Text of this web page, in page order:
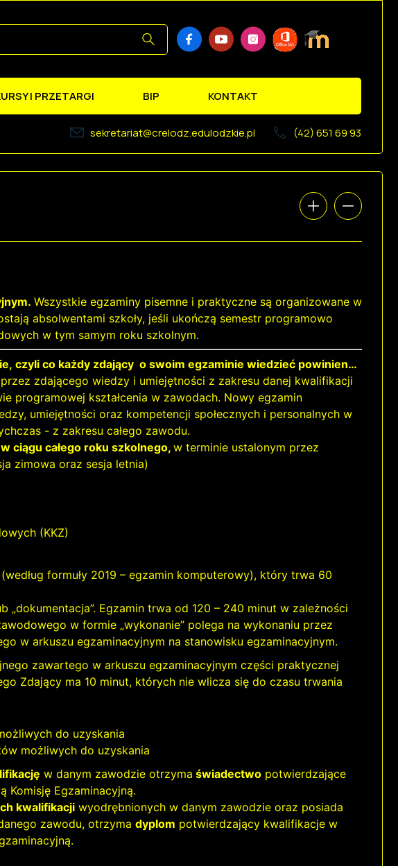
I PRZETARGI BIP KONTAKT
(42) 651 69 93
sekretariat@crelodz.edulodzkie.pl
Wszystkie egzaminy pisemne i praktyczne są organizowane w
absolwentami szkoły, jeśli ukończą semestr programowo
w tym samym roku szkolnym.
czyli co każdy zdający o swoim egzaminie wiedzieć powinien…
zdającego wiedzy i umiejętności z zakresu danej kwalifikacji
programowej kształcenia w zawodach. Nowy egzamin
umiejętności oraz kompetencji społecznych i personalnych w
- z zakresu całego zawodu.
w ciągu całego roku szkolnego, w terminie ustalonym przez
zimowa oraz sesja letnia)
(KKZ)
formuły 2019 – egzamin komputerowy), który trwa 60
„dokumentacja”. Egzamin trwa od 120 – 240 minut w zależności
w formie „wykonanie” polega na wykonaniu przez
w arkuszu egzaminacyjnym na stanowisku egzaminacyjnym.
zawartego w arkuszu egzaminacyjnym części praktycznej
Zdający ma 10 minut, których nie wlicza się do czasu trwania
do uzyskania
możliwych do uzyskania
w danym zawodzie otrzyma świadectwo potwierdzające
Komisję Egzaminacyjną.
kwalifikacji wyodrębnionych w danym zawodzie oraz posiada
zawodu, otrzyma dyplom potwierdzający kwalifikacje w